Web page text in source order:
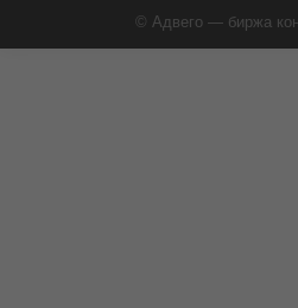
© Адвего — биржа